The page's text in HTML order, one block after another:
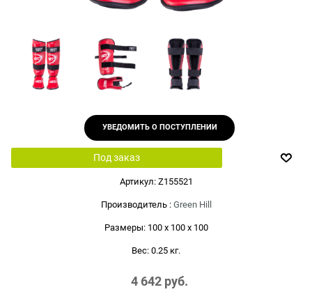
УВЕДОМИТЬ О ПОСТУПЛЕНИИ
Под заказ
Артикул: Z155521
Производитель : Green Hill
Размеры: 100 x 100 x 100
Вес: 0.25 кг.
4 642 руб.